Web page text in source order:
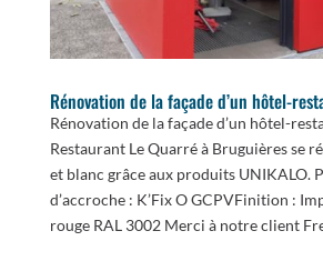
Rénovation de la façade d’un hôtel-
Rénovation de la façade d’un hôtel-
Restaurant Le Quarré à Bruguières se
et blanc grâce aux produits UNIKALO.
d’accroche : K’Fix O GCPVFinition :
rouge RAL 3002 Merci à notre client